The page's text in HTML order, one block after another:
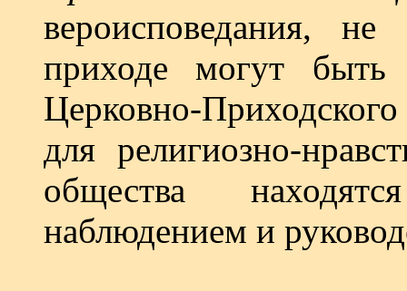
вероисповедания,
приходе могут быть
Церковно-
для религиозно-
общества
наблюдением и